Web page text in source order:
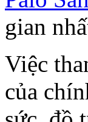
gian
Việc
của